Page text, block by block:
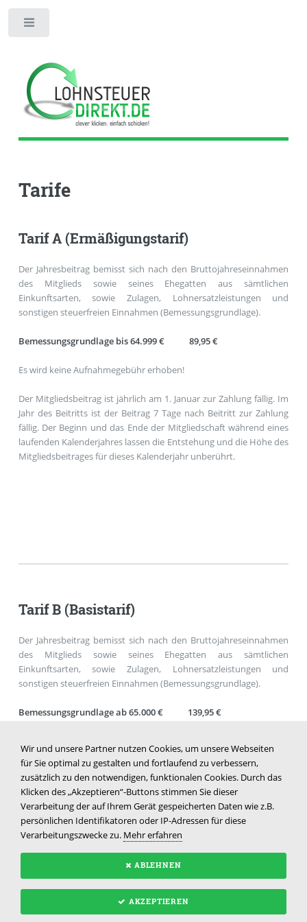
Wir und unsere Partner nutzen Cookies, um unsere Webseiten
für Sie optimal zu gestalten und fortlaufend zu verbessern,
zusätzlich zu den notwendigen, funktionalen Cookies. Durch das
Klicken des „Akzeptieren“-Buttons stimmen Sie dieser
Verarbeitung der auf Ihrem Gerät gespeicherten Daten wie z.B.
persönlichen Identifikatoren oder IP-Adressen für diese
Verarbeitungszwecke zu. Mehr erfahren
ABLEHNEN
AKZEPTIEREN
Tarife
Tarif A (Ermäßigungstarif)
Der Jahresbeitrag bemisst sich nach den Bruttojahreseinnahmen
des Mitglieds sowie seines Ehegatten aus sämtlichen
Einkunftsarten, sowie Zulagen, Lohnersatzleistungen und
sonstigen steuerfreien Einnahmen (Bemessungsgrundlage).
Bemessungsgrundlage bis 64.999 € 89,95 €
Es wird keine Aufnahmegebühr erhoben!
Der Mitgliedsbeitrag ist jährlich am 1. Januar zur Zahlung fällig. Im
Jahr des Beitritts ist der Beitrag 7 Tage nach Beitritt zur Zahlung
fällig. Der Beginn und das Ende der Mitgliedschaft während eines
laufenden Kalenderjahres lassen die Entstehung und die Höhe des
Mitgliedsbeitrages für dieses Kalenderjahr unberührt.
Tarif B (Basistarif)
Der Jahresbeitrag bemisst sich nach den Bruttojahreseinnahmen
des Mitglieds sowie seines Ehegatten aus sämtlichen
Einkunftsarten, sowie Zulagen, Lohnersatzleistungen und
sonstigen steuerfreien Einnahmen (Bemessungsgrundlage).
Bemessungsgrundlage ab 65.000 € 139,95 €
Der Mitgliedsbeitrag ist jährlich am 1. Januar zur Zahlung fällig. Im
Jahr des Beitritts ist der Beitrag 7 Tage nach Beitritt zur Zahlung
fällig. Der Beginn und das Ende der Mitgliedschaft während eines
laufenden Kalenderjahres lassen die Entstehung und die Höhe des
Mitgliedsbeitrages für dieses Kalenderjahr unberührt.